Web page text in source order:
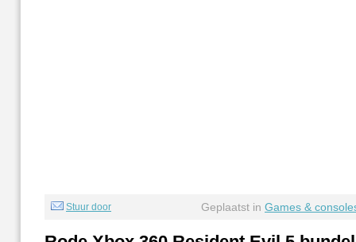
Stuur door Geplaatst in Games &